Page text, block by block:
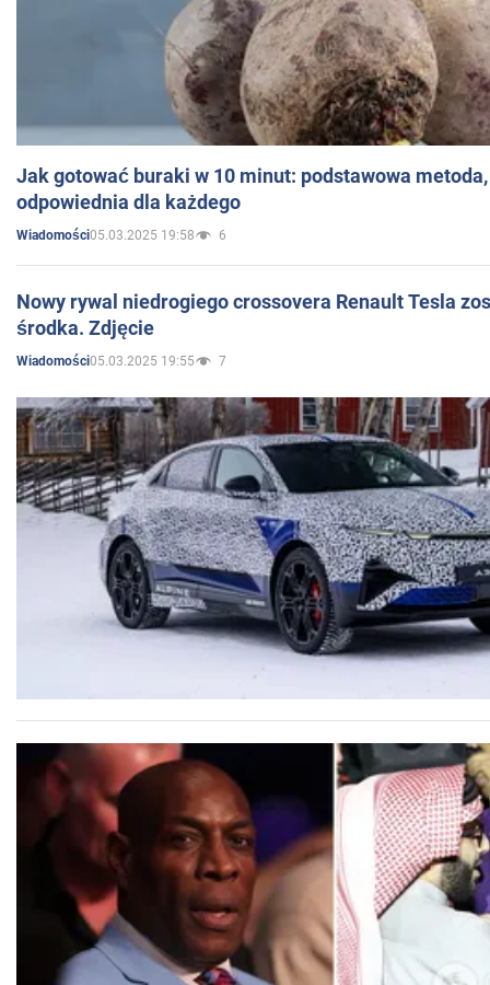
Jak gotować buraki w 10 minut: podstawowa
odpowiednia dla każdego
Wiadomości05.03.2025 19:58 6
Nowy rywal niedrogiego crossovera Renault Tesla
środka. Zdjęcie
Wiadomości05.03.2025 19:55 7